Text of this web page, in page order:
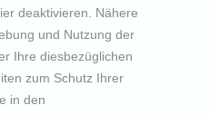
deaktivieren. Nähere
und Nutzung der
Ihre diesbezüglichen
zum Schutz Ihrer
in den